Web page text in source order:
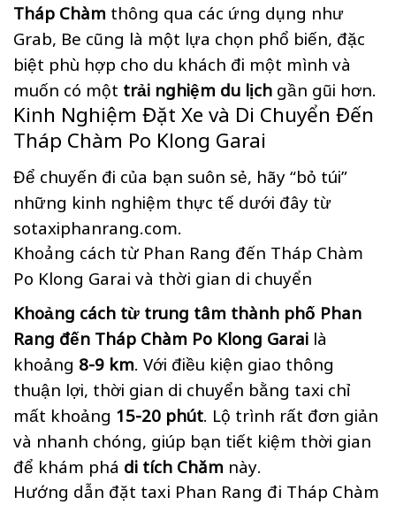
Tháp Chàm thông qua các ứng dụng như
Grab, Be cũng là một lựa chọn phổ biến, đặc
biệt phù hợp cho du khách đi một mình và
muốn có một trải nghiệm du lịch gần gũi hơn.
Kinh Nghiệm Đặt Xe và Di Chuyển Đến
Tháp Chàm Po Klong Garai
Để chuyến đi của bạn suôn sẻ, hãy “bỏ túi”
những kinh nghiệm thực tế dưới đây từ
sotaxiphanrang.com.
Khoảng cách từ Phan Rang đến Tháp Chàm
Po Klong Garai và thời gian di chuyển
Khoảng cách từ trung tâm thành phố Phan
Rang đến Tháp Chàm Po Klong Garai là
khoảng 8-9 km. Với điều kiện giao thông
thuận lợi, thời gian di chuyển bằng taxi chỉ
mất khoảng 15-20 phút. Lộ trình rất đơn giản
và nhanh chóng, giúp bạn tiết kiệm thời gian
để khám phá di tích Chăm này.
Hướng dẫn đặt taxi Phan Rang đi Tháp Chàm